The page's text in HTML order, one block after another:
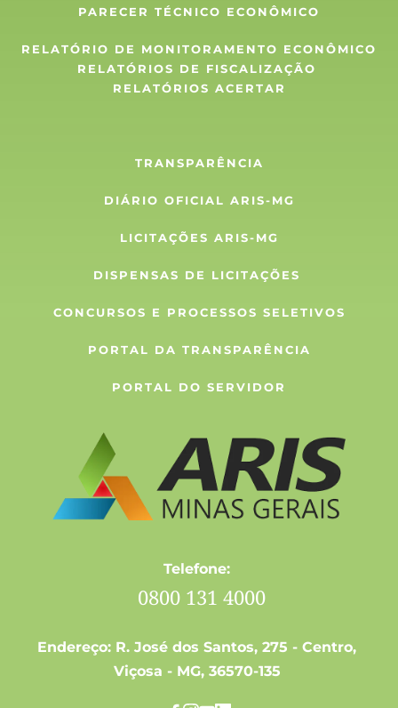
PARECER TÉCNICO ECONÔMICO
RELATÓRIO DE MONITORAMENTO ECONÔMICO
RELATÓRIOS DE FISCALIZAÇÃO
RELATÓRIOS ACERTAR
TRANSPARÊNCIA
DIÁRIO OFICIAL ARIS-MG
LICITAÇÕES ARIS-MG
DISPENSAS DE LICITAÇÕES
CONCURSOS E PROCESSOS SELETIVOS
PORTAL DA TRANSPARÊNCIA
PORTAL DO SERVIDOR
Telefone:
0800 131 4000
Endereço: R. José dos Santos, 275 - Centro,
Viçosa - MG, 36570-135